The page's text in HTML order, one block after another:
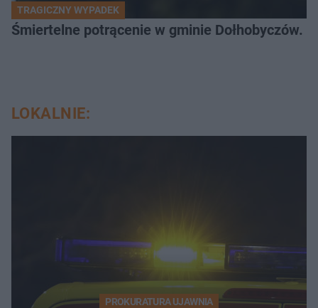
TRAGICZNY WYPADEK
Śmiertelne potrącenie w gminie Dołhobyczów.
LOKALNIE:
PROKURATURA UJAWNIA